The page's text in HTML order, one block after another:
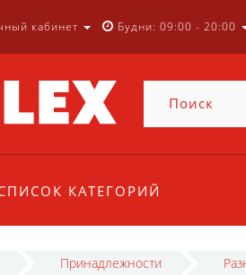
кабинет Будни: 09:00 - 20:00
КАТЕГОРИЙ
Принадлежности